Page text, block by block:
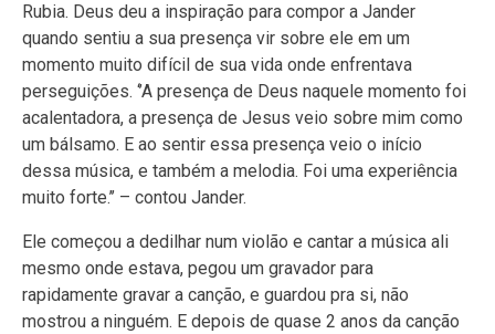
Rubia. Deus deu a inspiração para compor a Jander
quando sentiu a sua presença vir sobre ele em um
momento muito difícil de sua vida onde enfrentava
perseguições. ‘’A presença de Deus naquele momento foi
acalentadora, a presença de Jesus veio sobre mim como
um bálsamo. E ao sentir essa presença veio o início
dessa música, e também a melodia. Foi uma experiência
muito forte.’’ – contou Jander.
Ele começou a dedilhar num violão e cantar a música ali
mesmo onde estava, pegou um gravador para
rapidamente gravar a canção, e guardou pra si, não
mostrou a ninguém. E depois de quase 2 anos da canção